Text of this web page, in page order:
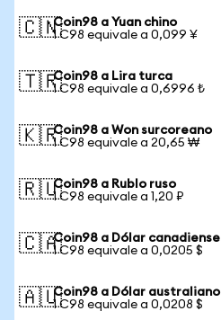
🇨🇳Coin98 a Yuan chino
1 C98 equivale a 0,099 ¥
🇹🇷Coin98 a Lira turca
1 C98 equivale a 0,6996 ₺
🇰🇷Coin98 a Won surcoreano
1 C98 equivale a 20,65 ₩
🇷🇺Coin98 a Rublo ruso
1 C98 equivale a 1,20 ₽
🇨🇦Coin98 a Dólar canadiense
1 C98 equivale a 0,0205 $
🇦🇺Coin98 a Dólar australiano
1 C98 equivale a 0,0208 $